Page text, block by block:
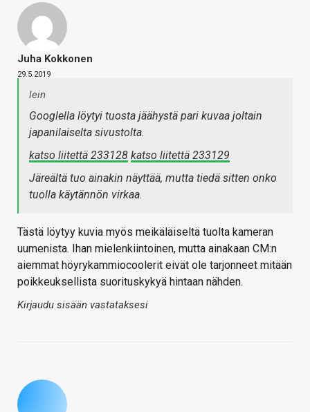
Juha Kokkonen
29.5.2019
lein
Googlella löytyi tuosta jäähystä pari kuvaa joltain
japanilaiselta sivustolta.
katso liitettä 233128 katso liitettä 233129
Järeältä tuo ainakin näyttää, mutta tiedä sitten onko
tuolla käytännön virkaa.
Tästä löytyy kuvia myös meikäläiseltä tuolta kameran
uumenista. Ihan mielenkiintoinen, mutta ainakaan CM:n
aiemmat höyrykammiocoolerit eivät ole tarjonneet mitään
poikkeuksellista suorituskykyä hintaan nähden.
Kirjaudu sisään vastataksesi